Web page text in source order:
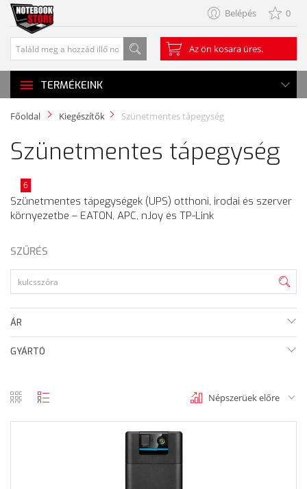
Belépés 0
Az ön kosara üres.
TERMÉKEINK
Főoldal Kiegészítők Szünetmentes tápegység
Szünetmentes tápegység
6
Szünetmentes tápegységek (UPS) otthoni, irodai és szerver
környezetbe – EATON, APC, nJoy és TP-Link
SZŰRÉS
ÁR
GYÁRTÓ
Népszerüek előre